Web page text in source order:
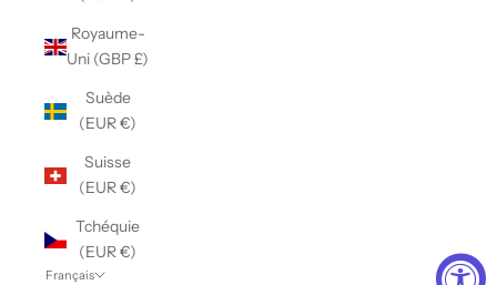
Royaume-
Uni (GBP £)
Suède
(EUR €)
Suisse
(EUR €)
Tchéquie
(EUR €)
Français